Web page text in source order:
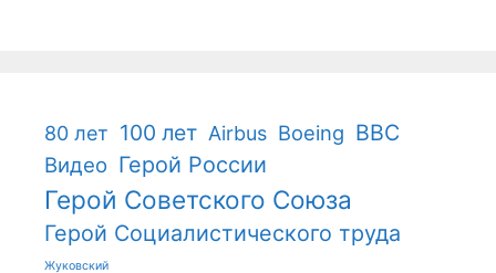
80 лет 100 лет Airbus Boeing ВВС
Видео Герой России
Герой Советского Союза
Герой Социалистического труда
Жуковский